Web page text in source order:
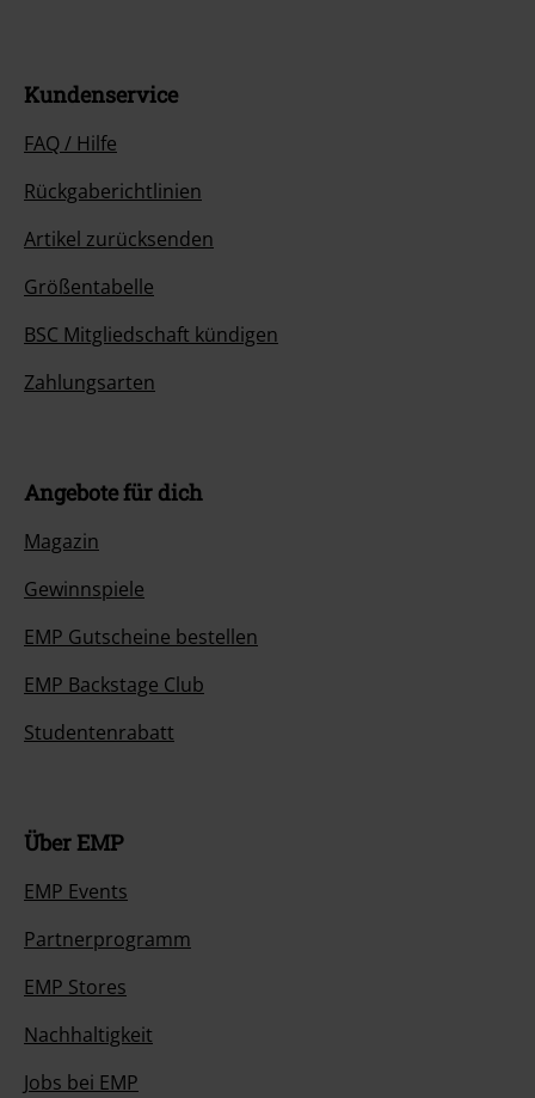
Kundenservice
FAQ / Hilfe
Rückgaberichtlinien
Artikel zurücksenden
Größentabelle
BSC Mitgliedschaft kündigen
Zahlungsarten
Angebote für dich
Magazin
Gewinnspiele
EMP Gutscheine bestellen
EMP Backstage Club
Studentenrabatt
Über EMP
EMP Events
Partnerprogramm
EMP Stores
Nachhaltigkeit
Jobs bei EMP